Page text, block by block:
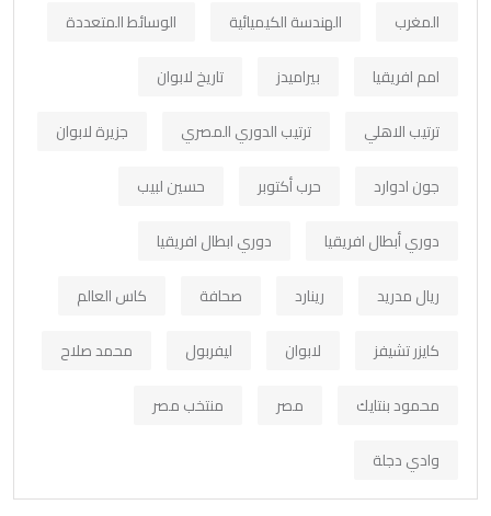
المغرب
الهندسة الكيميائية
الوسائط المتعددة
امم افريقيا
بيراميدز
تاريخ لابوان
ترتيب الاهلي
ترتيب الدوري المصري
جزيرة لابوان
جون ادوارد
حرب أكتوبر
حسين لبيب
دوري أبطال افريقيا
دوري ابطال افريقيا
ريال مدريد
رينارد صحافة
كاس العالم
كايزر تشيفز
لابوان ليفربول
محمد صلاح
محمود بنتايك
مصر
منتخب مصر
وادي دجلة